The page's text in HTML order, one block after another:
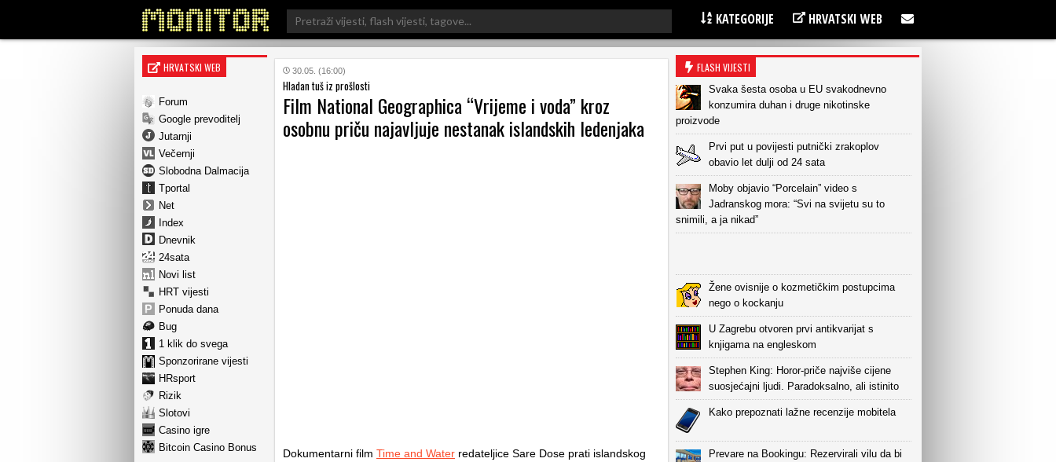
Search
for:
KATEGORIJE HRVATSKI WEB
HRVATSKI WEB
Forum
Google prevoditelj
Jutarnji
Večernji
Slobodna Dalmacija
Tportal
Net
Index
Dnevnik
24sata
Novi list
HRT vijesti
Ponuda dana
Bug
1 klik do svega
Sponzorirane vijesti
HRsport
Rizik
Slotovi
Casino igre
Bitcoin Casino Bonus
30.05. (16:00)
Hladan tuš iz prošlosti
Film National Geographica “Vrijeme i voda” kroz
osobnu priču najavljuje nestanak islandskih ledenjaka
Dokumentarni film Time and Water redateljice Sare Dose prati islandskog
FLASH VIJESTI
Svaka šesta osoba u EU svakodnevno
konzumira duhan i druge nikotinske
proizvode
Prvi put u povijesti putnički zrakoplov
obavio let dulji od 24 sata
Moby objavio “Porcelain” video s
Jadranskog mora: “Svi na svijetu su to
snimili, a ja nikad”
Žene ovisnije o kozmetičkim postupcima
nego o kockanju
U Zagrebu otvoren prvi antikvarijat s
knjigama na engleskom
Stephen King: Horor-priče najviše cijene
suosjećajni ljudi. Paradoksalno, ali istinito
Kako prepoznati lažne recenzije mobitela
Prevare na Bookingu: Rezervirali vilu da bi